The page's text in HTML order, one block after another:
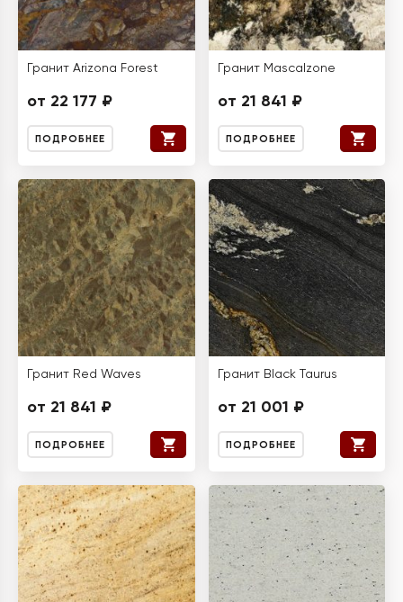
Гранит Arizona Forest
от 22 177 ₽
ПОДРОБНЕЕ
Гранит Mascalzone
от 21 841 ₽
ПОДРОБНЕЕ
Гранит Red Waves
от 21 841 ₽
ПОДРОБНЕЕ
Гранит Black Taurus
от 21 001 ₽
ПОДРОБНЕЕ